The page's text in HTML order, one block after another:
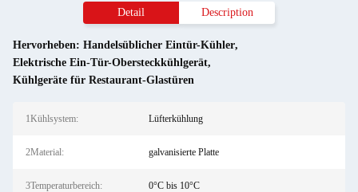
Detail Description
Hervorheben: Handelsüblicher Eintür-Kühler,
Elektrische Ein-Tür-Obersteckkühlgerät,
Kühlgeräte für Restaurant-Glastüren
1Kühlsystem: Lüfterkühlung
2Material: galvanisierte Platte
3Temperaturbereich: 0°C bis 10°C